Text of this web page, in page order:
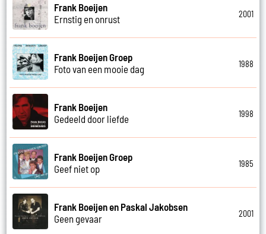
Frank Boeijen
Ernstig en onrust
2001
Frank Boeijen Groep
Foto van een mooie dag
1988
Frank Boeijen
Gedeeld door liefde
1998
Frank Boeijen Groep
Geef niet op
1985
Frank Boeijen en Paskal Jakobsen
Geen gevaar
2001